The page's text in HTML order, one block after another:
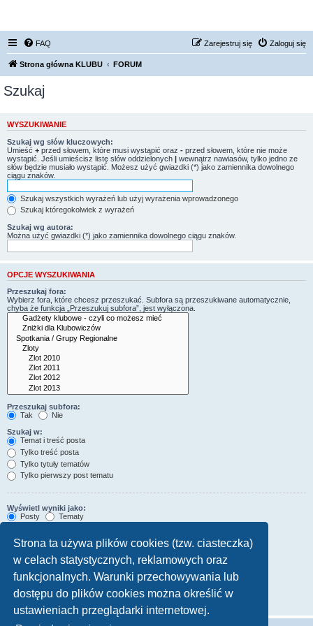
Strona ta używa plików cookies (tzw. ciasteczka)
w celach statystycznych, reklamowych oraz
funkcjonalnych. Warunki przechowywania lub
dostępu do plików cookies można określić w
ustawieniach przeglądarki internetowej.
FAQ Zaloguj się
Zarejestruj się
Strona główna KLUBU FORUM
Szukaj
WYSZUKIWANIE
Szukaj wg słów kluczowych:
Umieść + przed słowem, które musi wystąpić oraz - przed słowem, które nie może
wystąpić. Jeśli umieścisz listę słów oddzielonych | wewnątrz nawiasów, tylko jedno ze
słów będzie musiało wystąpić. Możesz użyć gwiazdki (*) jako zamiennika dowolnego
ciągu znaków.
Szukaj wszystkich wyrażeń lub użyj wyrażenia wprowadzonego
Szukaj któregokolwiek z wyrażeń
Szukaj wg autora:
Można użyć gwiazdki (*) jako zamiennika dowolnego ciągu znaków.
OPCJE WYSZUKIWANIA
Przeszukaj fora:
Wybierz fora, które chcesz przeszukać. Subfora są przeszukiwane automatycznie,
chyba że funkcja „Przeszukuj subfora”, jest wyłączona.
Przeszukaj subfora:
Tak
Nie
Szukaj w:
Temat i treść posta
Tylko treść posta
Tylko tytuły tematów
Tylko pierwszy post tematu
Wyświetl wyniki jako:
Posty
Tematy
Rosnąco
Malejąco
Wyświetl wyniki z ostatnich:
Wyświetl pierwsze: